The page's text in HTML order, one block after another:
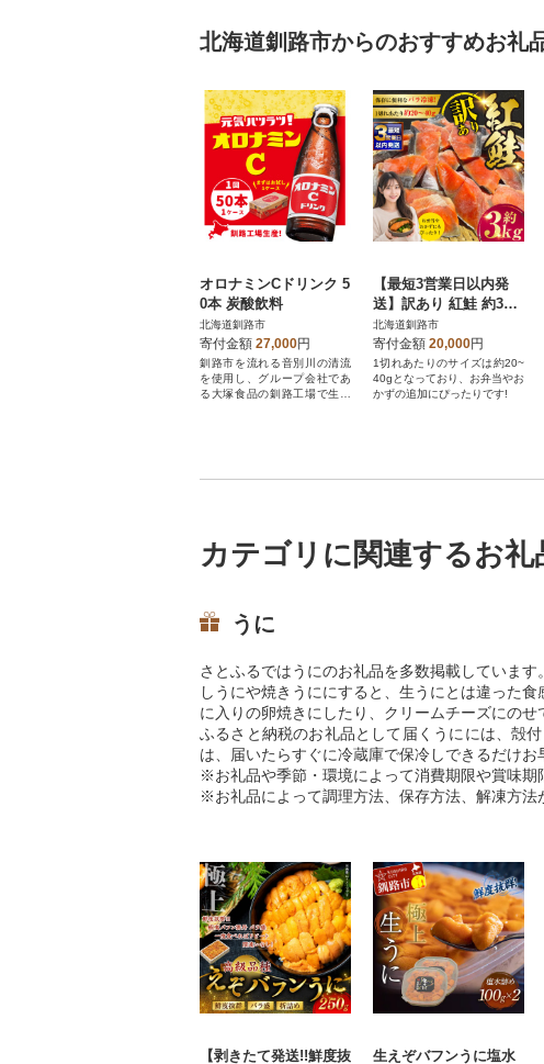
北海道釧路市からのおすすめお礼
オロナミンCドリンク 5
0本 炭酸飲料
北海道釧路市
寄付金額 27,000円
釧路市を流れる音別川の清流
を使用し、グループ会社であ
る大塚食品の釧路工場で生産
【最短3営業日以内発
送】訳あり 紅鮭 約3kg
F4F-8287
北海道釧路市
寄付金額 20,000円
1切れあたりのサイズは約20~
40gとなっており、お弁当やお
かずの追加にぴったりです!
カテゴリに関連するお礼
うに
さとふるではうにのお礼品を多数掲載していま
しうにや焼きうににすると、生うにとは違った
に入りの卵焼きにしたり、クリームチーズにの
ふるさと納税のお礼品として届くうにには、殻
は、届いたらすぐに冷蔵庫で保冷しできるだけお
※お礼品や季節・環境によって消費期限や賞味期
※お礼品によって調理方法、保存方法、解凍方
【剥きたて発送!!鮮度抜 生えぞバフンうに塩水